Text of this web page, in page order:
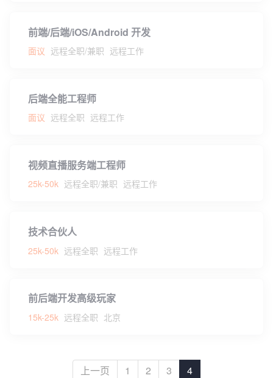
前端/后端/iOS/Android 开发
面议 远程全职/兼职 远程工作
后端全能工程师
面议 远程全职 远程工作
视频直播服务端工程师
25k-50k 远程全职/兼职 远程工作
技术合伙人
25k-50k 远程全职 远程工作
前后端开发高级玩家
15k-25k 远程全职 北京
上一页 1 2 3 4